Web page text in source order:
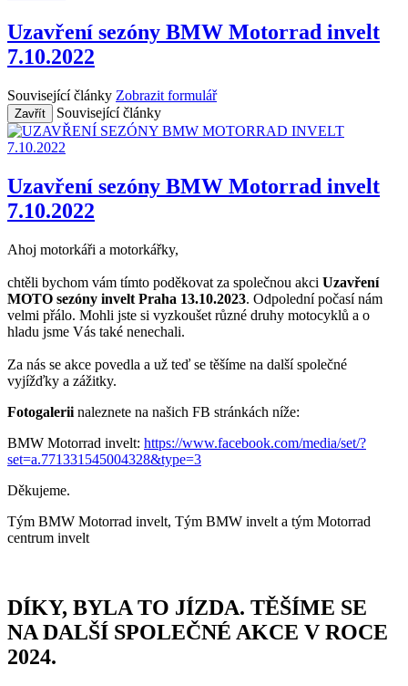
Uzavření sezóny BMW Motorrad invelt
7.10.2022
Související články Zobrazit formulář
Zavřít Související články
Uzavření sezóny BMW Motorrad invelt
7.10.2022
Ahoj motorkáři a motorkářky,
chtěli bychom vám tímto poděkovat za společnou akci Uzavření
MOTO sezóny invelt Praha 13.10.2023. Odpolední počasí nám
velmi přálo. Mohli jste si vyzkoušet různé druhy motocyklů a o
hladu jsme Vás také nenechali.
Za nás se akce povedla a už teď se těšíme na další společné
vyjížďky a zážitky.
Fotogalerii naleznete na našich FB stránkách níže:
BMW Motorrad invelt: https://www.facebook.com/media/set/?
set=a.771331545004328&type=3
Děkujeme.
Tým BMW Motorrad invelt, Tým BMW invelt a tým Motorrad
centrum invelt
DÍKY, BYLA TO JÍZDA. TĚŠÍME SE
NA DALŠÍ SPOLEČNÉ AKCE V ROCE
2024.